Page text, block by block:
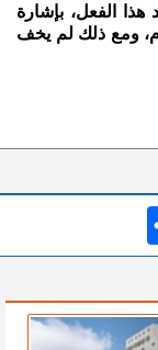
الفعل، بإشارة
ومع ذلك لم يخف